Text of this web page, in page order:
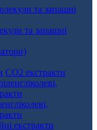
та запашні
СО2 екстракти